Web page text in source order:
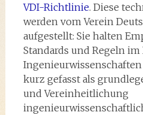
VDI-Richtlinie. Diese
werden vom Verein
aufgestellt: Sie halten
Standards und Regeln
kurz gefasst als
und Vereinheitlichung